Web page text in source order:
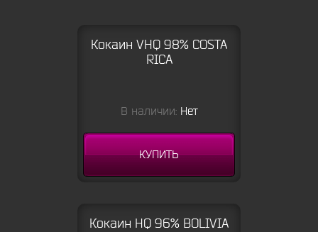
Кокаин VHQ 98% COSTA
RICA
В наличии: Нет
КУПИТЬ
Кокаин HQ 96% BOLIVIA